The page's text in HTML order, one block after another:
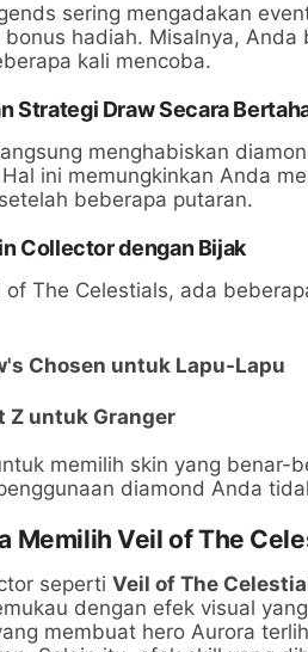
sering mengadakan
hadiah. Misalnya,
kali mencoba.
Strategi Draw Secara
menghabiskan
ini memungkinkan Anda
beberapa putaran.
Collector dengan Bijak
of The Celestials, ada
Chosen untuk Lapu-Lapu
Z untuk Granger
memilih skin yang benar-
diamond Anda
Memilih Veil of The
seperti Veil of The
dengan efek visual
membuat hero Aurora